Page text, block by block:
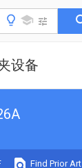
设备
Find Prior Art